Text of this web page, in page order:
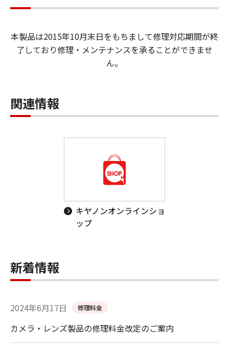
本製品は2015年10月末日をもちまして修理対応期間が終
了しており修理・メンテナンスを承ることができませ
ん。
関連情報
キヤノンオンラインショ
ップ
新着情報
2024年6月17日 修理料金
カメラ・レンズ製品の修理料金改定のご案内